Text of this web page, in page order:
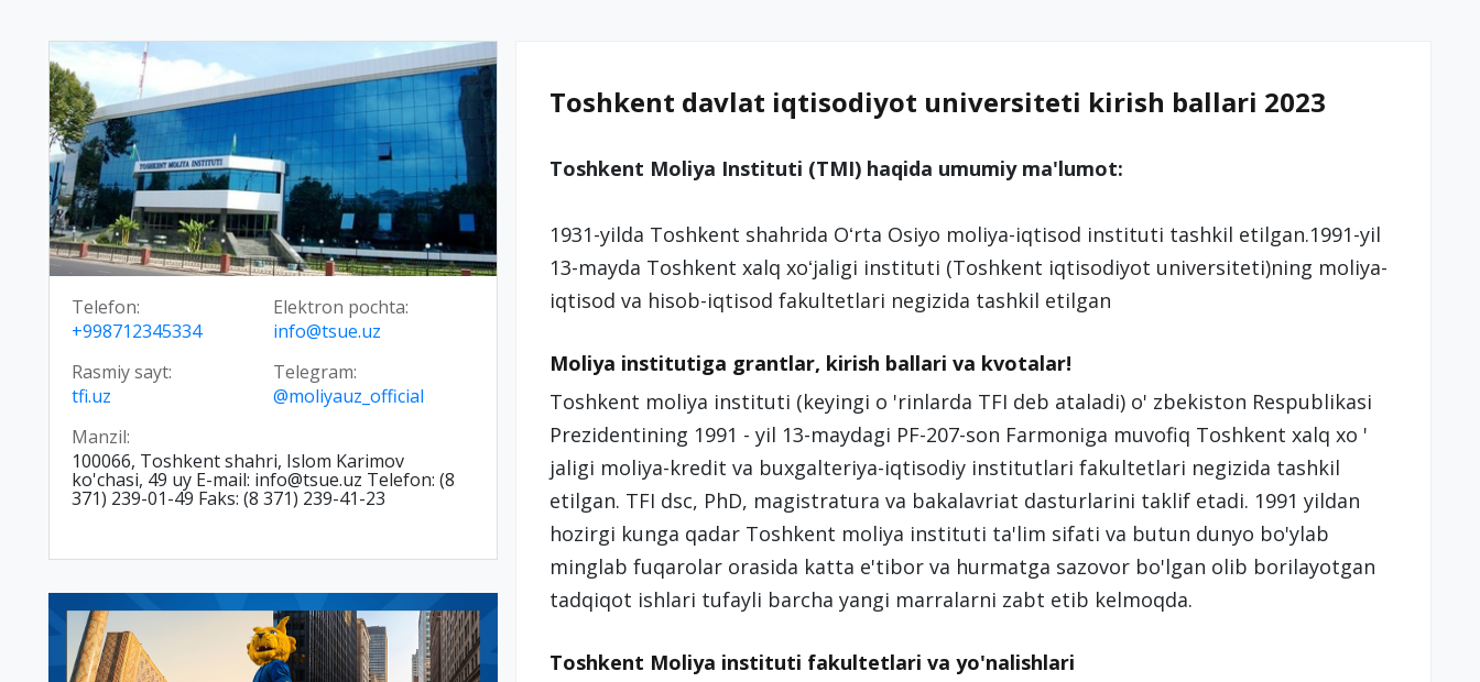
Telefon:
+998712345334
Elektron pochta:
info@tsue.uz
Rasmiy sayt:
tfi.uz
Telegram:
@moliyauz_official
Manzil:
100066, Toshkent shahri, Islom Karimov
ko'chasi, 49 uy E-mail: info@tsue.uz Telefon: (8
371) 239-01-49 Faks: (8 371) 239-41-23
Toshkent davlat iqtisodiyot universiteti kirish ballari 2023
Toshkent Moliya Instituti (TMI) haqida umumiy ma'lumot:
1931-yilda Toshkent shahrida Oʻrta Osiyo moliya-iqtisod instituti tashkil etilgan.1991-yil
13-mayda Toshkent xalq xoʻjaligi instituti (Toshkent iqtisodiyot universiteti)ning moliya-
iqtisod va hisob-iqtisod fakultetlari negizida tashkil etilgan
Moliya institutiga grantlar, kirish ballari va kvotalar!
Toshkent moliya instituti (keyingi o 'rinlarda TFI deb ataladi) o' zbekiston Respublikasi
Prezidentining 1991 - yil 13-maydagi PF-207-son Farmoniga muvofiq Toshkent xalq xo '
jaligi moliya-kredit va buxgalteriya-iqtisodiy institutlari fakultetlari negizida tashkil
etilgan. TFI dsc, PhD, magistratura va bakalavriat dasturlarini taklif etadi. 1991 yildan
hozirgi kunga qadar Toshkent moliya instituti ta'lim sifati va butun dunyo bo'ylab
minglab fuqarolar orasida katta e'tibor va hurmatga sazovor bo'lgan olib borilayotgan
tadqiqot ishlari tufayli barcha yangi marralarni zabt etib kelmoqda.
Toshkent Moliya instituti fakultetlari va yo'nalishlari